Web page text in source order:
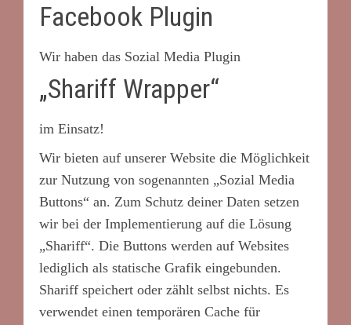
Facebook Plugin
Wir haben das Sozial Media Plugin
„Shariff Wrapper“
im Einsatz!
Wir bieten auf unserer Website die Möglichkeit
zur Nutzung von sogenannten „Sozial Media
Buttons“ an. Zum Schutz deiner Daten setzen
wir bei der Implementierung auf die Lösung
„Shariff“. Die Buttons werden auf Websites
lediglich als statische Grafik eingebunden.
Shariff speichert oder zählt selbst nichts. Es
verwendet einen temporären Cache für